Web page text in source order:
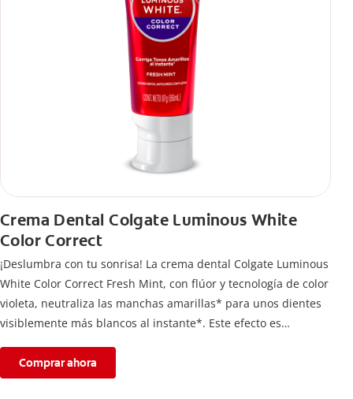
Crema Dental Colgate Luminous White
Color Correct
¡Deslumbra con tu sonrisa! La crema dental Colgate Luminous
White Color Correct Fresh Mint, con flúor y tecnología de color
violeta, neutraliza las manchas amarillas* para unos dientes
visiblemente más blancos al instante*. Este efecto es
protege el esmalte dental.
*El efecto es temporal.
Comprar ahora